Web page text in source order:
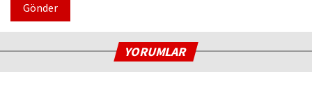
Gönder
YORUMLAR